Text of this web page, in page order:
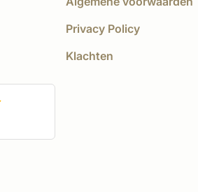
Privacy Policy
Klachten